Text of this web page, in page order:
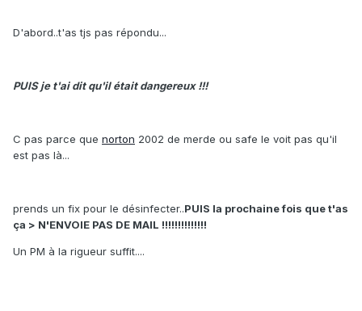
D'abord..t'as tjs pas répondu...
PUIS je t'ai dit qu'il était dangereux !!!
C pas parce que norton 2002 de merde ou safe le voit pas qu'il
est pas là...
prends un fix pour le désinfecter..PUIS la prochaine fois que t'as
ça > N'ENVOIE PAS DE MAIL !!!!!!!!!!!!!!
Un PM à la rigueur suffit....